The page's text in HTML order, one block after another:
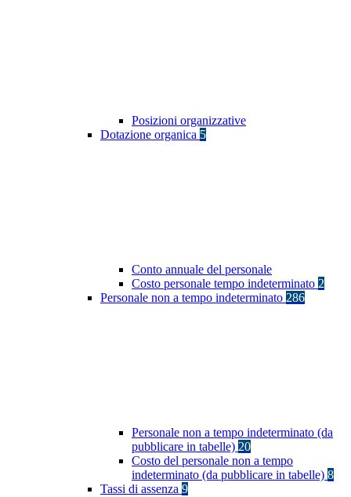
Posizioni organizzative
Dotazione organica 5
Conto annuale del personale
Costo personale tempo indeterminato 2
Personale non a tempo indeterminato 286
Personale non a tempo indeterminato (da
pubblicare in tabelle) 20
Costo del personale non a tempo
indeterminato (da pubblicare in tabelle) 8
Tassi di assenza 9